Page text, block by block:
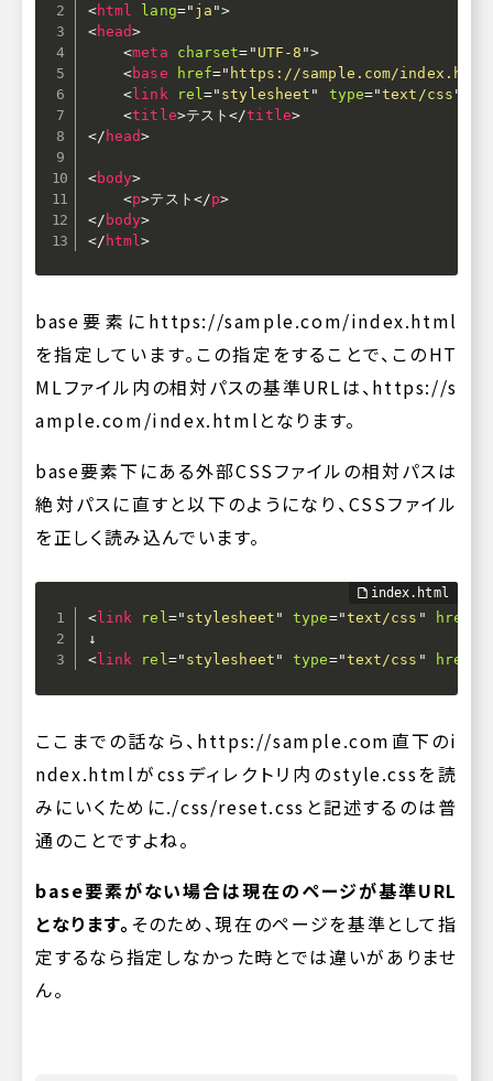
<html lang=" ja ">
<head>
<meta charset= " UTF-8 ">
<base href=" https://sample.com/index.html
<link rel=" stylesheet " type="text/css "
<title>テスト</title>
</ head>
<body>
<p>テスト </p>
</ body>
</ html>
base要素に https://sample.com/index.html
を指定しています。この指定をすることで、このHT
MLファイル内の相対パスの基準URLは、https://s
ample.com/index.html となります。
base要素下にある外部CSSファイルの相対パスは
絶対パスに直すと以下のようになり、CSSファイル
を正しく読み込んでいます。
<link rel=" stylesheet " type="text/css " href
<link rel=" stylesheet " type="text/css " href
ここまでの話なら、 https://sample.com 直下のi
ndex.htmlがcssディレクトリ内のstyle.cssを読
みにいくために./css/reset.css と記述するのは普
通のことですよね。
base要素がない場合は現在のページが基準URL
となります。 そのため、現在のページを基準として指
定するなら指定しなかった時とでは違いがありませ
ん。